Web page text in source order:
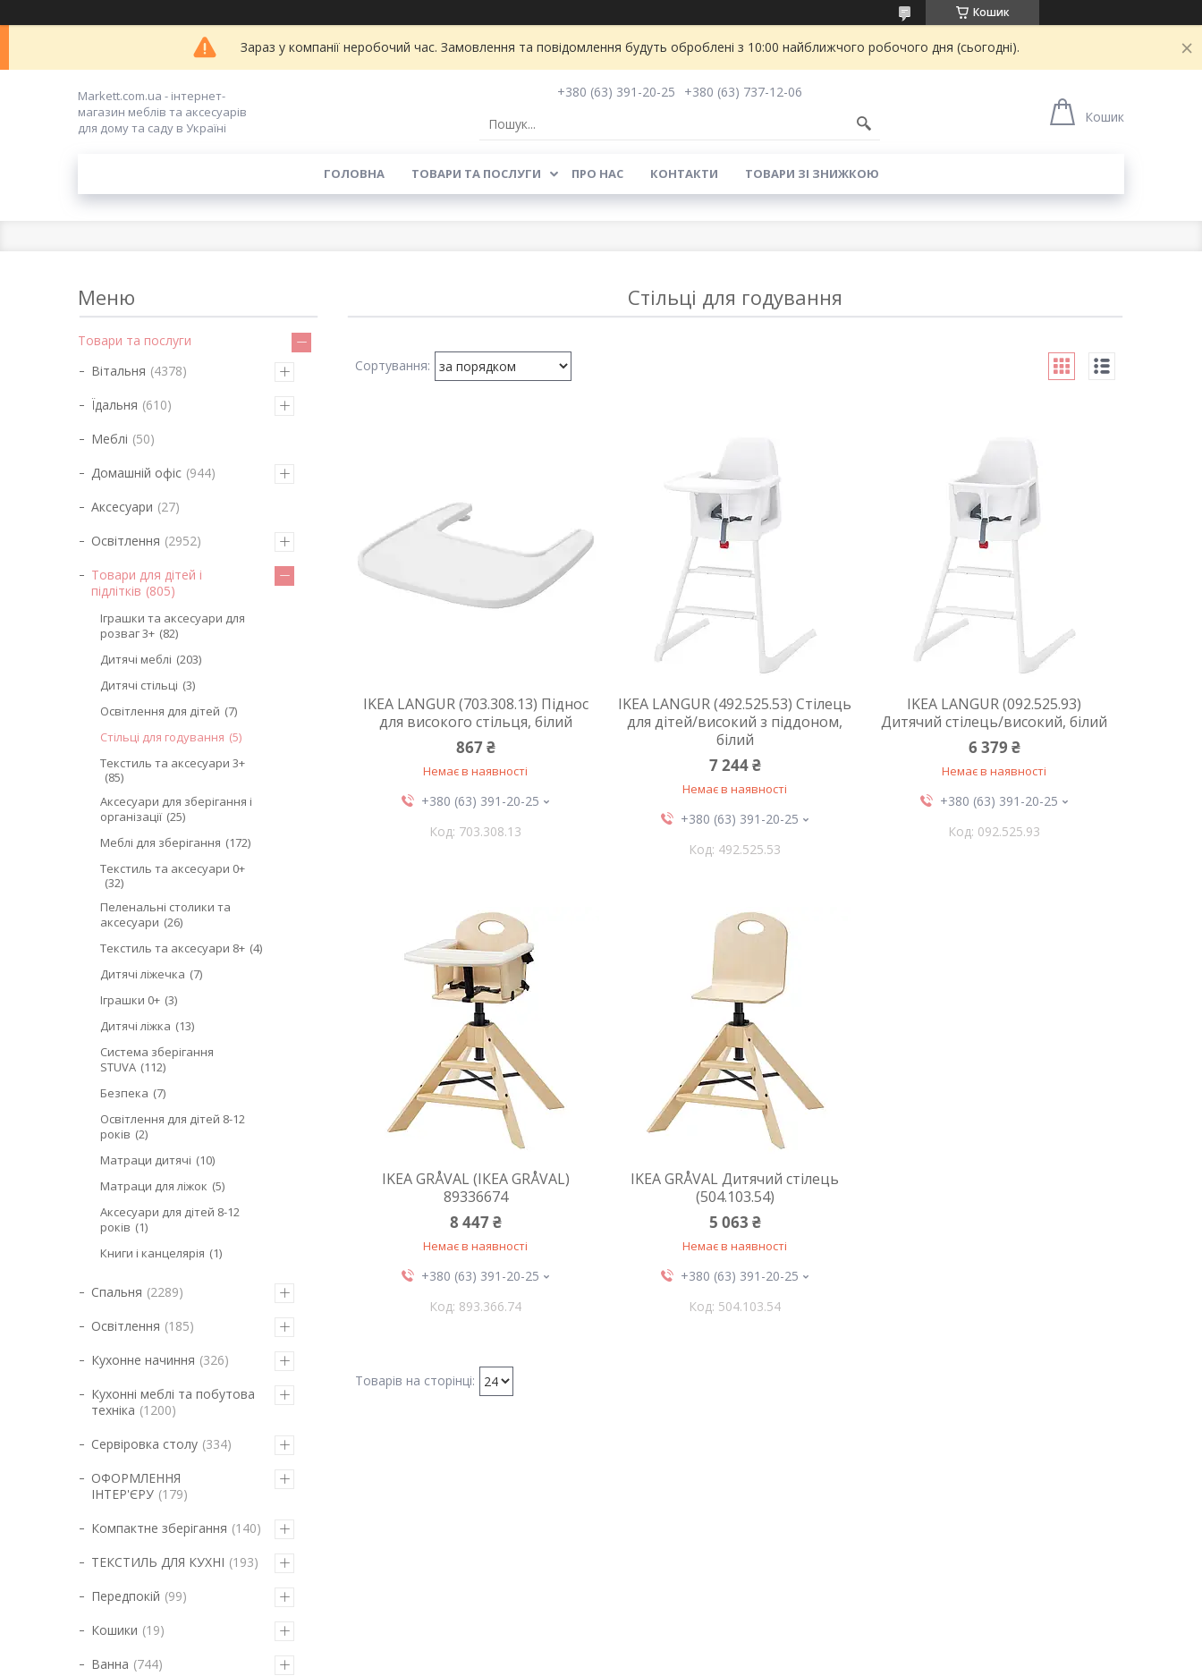
Кошик
Зараз у компанії неробочий час. Замовлення та повідомлення будуть оброблені з 10:00 найближчого робочого дня (сьогодні).
Markett.com.ua - інтернет-
магазин меблів та аксесуарів
для дому та саду в Україні
+380 (63) 391-20-25
+380 (63) 737-12-06
Кошик
ГОЛОВНА ТОВАРИ ТА ПОСЛУГИ ПРО НАС КОНТАКТИ ТОВАРИ ЗІ ЗНИЖКОЮ
Стільці для годування
IKEA LANGUR (703.308.13) Піднос
для високого стільця, білий
867 ₴
Немає в наявності
+380 (63) 391-20-25
703.308.13
IKEA LANGUR (492.525.53) Стілець
для дітей/високий з піддоном,
білий
7 244 ₴
Немає в наявності
+380 (63) 391-20-25
492.525.53
IKEA LANGUR (092.525.93)
Дитячий стілець/високий, білий
6 379 ₴
Немає в наявності
+380 (63) 391-20-25
092.525.93
IKEA GRÅVAL (ІКЕА GRÅVAL)
89336674
8 447 ₴
Немає в наявності
+380 (63) 391-20-25
893.366.74
IKEA GRÅVAL Дитячий стілець
(504.103.54)
5 063 ₴
Немає в наявності
+380 (63) 391-20-25
504.103.54
Товари та послуги
Вітальня 4378
Їдальня 610
Меблі 50
Домашній офіс 944
Аксесуари 27
Освітлення 2952
Товари для дітей і
підлітків 805
Іграшки та аксесуари для
розваг 3+ 82
Дитячі меблі 203
Дитячі стільці 3
Освітлення для дітей 7
Стільці для годування 5
Текстиль та аксесуари 3+
85
Аксесуари для зберігання і
організації 25
Меблі для зберігання
172
Текстиль та аксесуари 0+
32
Пеленальні столики та
аксесуари 26
Текстиль та аксесуари 8+ 4
Дитячі ліжечка 7
Іграшки 0+ 3
Дитячі ліжка
13
Система зберігання
STUVA 112
Безпека 7
Освітлення для дітей 8-12
років 2
Матраци дитячі
10
Матраци для ліжок 5
Аксесуари для дітей 8-12
років
1
Книги і канцелярія
1
Спальня 2289
Освітлення 185
Кухонне начиння 326
Кухонні меблі та побутова
техніка 1200
Сервіровка столу 334
ОФОРМЛЕННЯ
ІНТЕР'ЄРУ 179
Компактне зберігання 140
ТЕКСТИЛЬ ДЛЯ КУХНІ 193
Передпокій 99
Кошики 19
Ванна 744